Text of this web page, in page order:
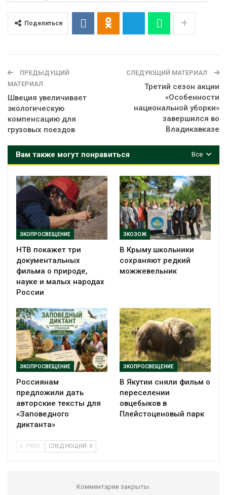
Поделиться
ПРЕДЫДУЩИЙ
МАТЕРИАЛ
Швеция увеличивает
экологическую
компенсацию для
грузовых поездов
СЛЕДУЮЩИЙ МАТЕРИАЛ
Третий сезон акции
«Особенности
национальной уборки»
завершился во
Владикавказе
Все
Вам также могут понравиться
ЭКОПРОСВЕЩЕНИЕ
НТВ покажет три
документальных
фильма о природе,
науке и малых народах
России
ЭКОЗОЖ
В Крыму школьники
сохраняют редкий
можжевельник
ЭКОПРОСВЕЩЕНИЕ
Россиянам
предложили дать
авторские тексты для
«Заповедного
диктанта»
ЭКОПРОСВЕЩЕНИЕ
В Якутии сняли фильм о
переселении
овцебыков в
Плейстоценовый парк
PREV СЛЕДУЮЩИЙ
Комментарии закрыты.